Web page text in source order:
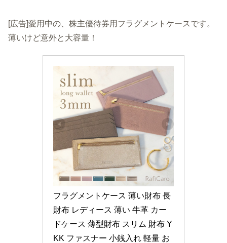
[広告]愛用中の、株主優待券用フラグメントケースです。
薄いけど意外と大容量！
フラグメントケース 薄い財布 長
財布 レディース 薄い 牛革 カー
ドケース 薄型財布 スリム 財布 Y
KK ファスナー 小銭入れ 軽量 お